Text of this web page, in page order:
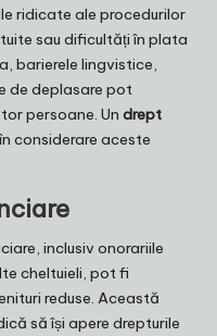
ridicate ale procedurilor
sau dificultăți în plata
barierele lingvistice,
de deplasare pot
persoane. Un drept
considerare aceste
inclusiv onorariile
cheltuieli, pot fi
reduse. Această
să își apere drepturile